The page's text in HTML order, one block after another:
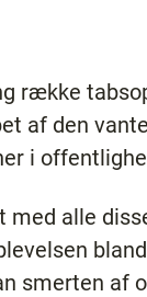
række
af den
i
alle
smerten af